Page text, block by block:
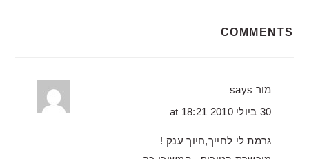
INTERACTIONS
COMMENTS
מור says
30 ביולי 2010 at 18:21
גרמת לי לחייך,חיוך ענק !